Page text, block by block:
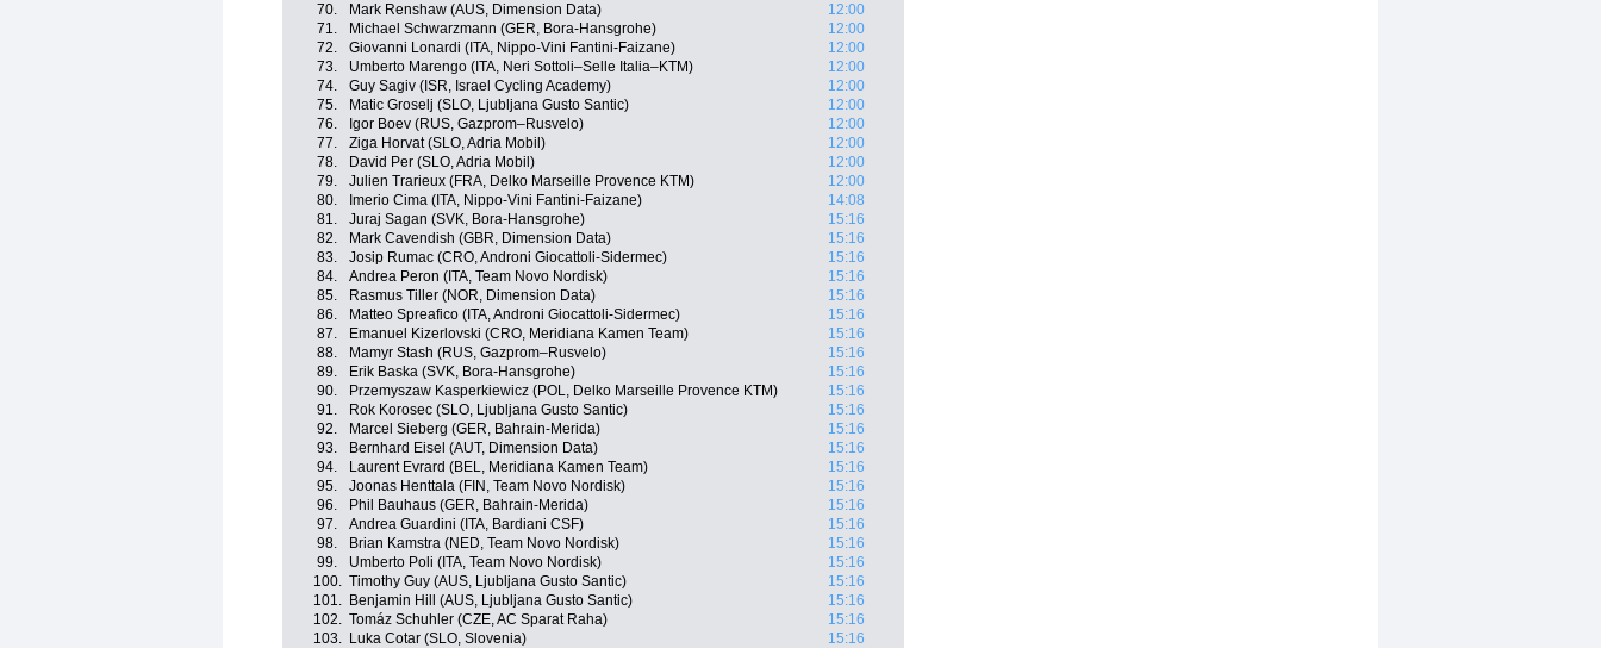
70.
Mark Renshaw (AUS, Dimension Data)
12:00
71.
Michael Schwarzmann (GER, Bora-Hansgrohe)
12:00
72.
Giovanni Lonardi (ITA, Nippo-Vini Fantini-Faizane)
12:00
73.
Umberto Marengo (ITA, Neri Sottoli–Selle Italia–KTM)
12:00
74.
Guy Sagiv (ISR, Israel Cycling Academy)
12:00
75.
Matic Groselj (SLO, Ljubljana Gusto Santic)
12:00
76.
Igor Boev (RUS, Gazprom–Rusvelo)
12:00
77.
Ziga Horvat (SLO, Adria Mobil)
12:00
78.
David Per (SLO, Adria Mobil)
12:00
79.
Julien Trarieux (FRA, Delko Marseille Provence KTM)
12:00
80.
Imerio Cima (ITA, Nippo-Vini Fantini-Faizane)
14:08
81.
Juraj Sagan (SVK, Bora-Hansgrohe)
15:16
82.
Mark Cavendish (GBR, Dimension Data)
15:16
83.
Josip Rumac (CRO, Androni Giocattoli-Sidermec)
15:16
84.
Andrea Peron (ITA, Team Novo Nordisk)
15:16
85.
Rasmus Tiller (NOR, Dimension Data)
15:16
86.
Matteo Spreafico (ITA, Androni Giocattoli-Sidermec)
15:16
87.
Emanuel Kizerlovski (CRO, Meridiana Kamen Team)
15:16
88.
Mamyr Stash (RUS, Gazprom–Rusvelo)
15:16
89.
Erik Baska (SVK, Bora-Hansgrohe)
15:16
90.
Przemyszaw Kasperkiewicz (POL, Delko Marseille Provence KTM)
15:16
91.
Rok Korosec (SLO, Ljubljana Gusto Santic)
15:16
92.
Marcel Sieberg (GER, Bahrain-Merida)
15:16
93.
Bernhard Eisel (AUT, Dimension Data)
15:16
94.
Laurent Evrard (BEL, Meridiana Kamen Team)
15:16
95.
Joonas Henttala (FIN, Team Novo Nordisk)
15:16
96.
Phil Bauhaus (GER, Bahrain-Merida)
15:16
97.
Andrea Guardini (ITA, Bardiani CSF)
15:16
98.
Brian Kamstra (NED, Team Novo Nordisk)
15:16
99.
Umberto Poli (ITA, Team Novo Nordisk)
15:16
100. Timothy Guy (AUS, Ljubljana Gusto Santic)
15:16
101.
Benjamin Hill (AUS, Ljubljana Gusto Santic)
15:16
102. Tomáz Schuhler (CZE, AC Sparat Raha)
15:16
103.
Luka Cotar (SLO, Slovenia)
15:16